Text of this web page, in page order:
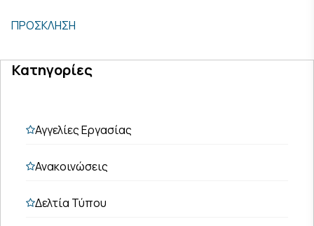
ΠΡΟΣΚΛΗΣΗ
Κατηγορίες
Αγγελίες Εργασίας
Ανακοινώσεις
Δελτία Τύπου